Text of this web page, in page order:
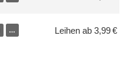
… Leihen ab 3,99 €